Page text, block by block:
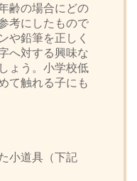
齢の場合にどの
考にしたもので
や鉛筆を正しく
へ対する興味な
ょう。小学校低
て触れる子にも
小道具（下記